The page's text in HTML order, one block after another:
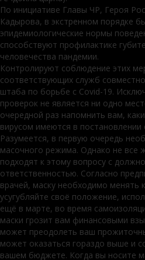
По инициативе Главы ЧР, Героя
Кадырова, в экстренном порядке
эпидемиологические нормы
способствуют профилактике
человечества пандемии.
Контролируют соблюдение этих
соответствующих служб
штаба по борьбе с Covid-19.
проверок не является ни одно
очередной раз напомнить вам,
вирусом имеются в постановлении
Разумеется, в первую очередь
масочного режима. Однако не все
подходят к этому вопросу с
ответственностью. Согласно
врачей, маску необходимо менять
усугубляйте своё положение,
ещё в марте, во время
маски грозит вам финансовыми
может преодолеть ваш
может оказаться гораздо выше и
вашем бюджете. Когда вы носите